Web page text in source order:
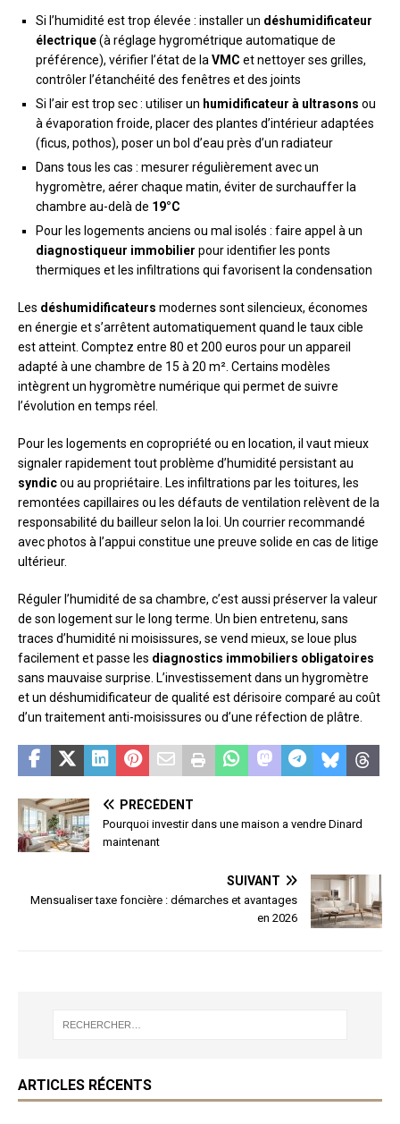
Si l’humidité est trop élevée : installer un déshumidificateur
électrique(à réglage hygrométrique automatique de
préférence), vérifier l’état de la VMC et nettoyer ses grilles,
contrôler l’étanchéité des fenêtres et des joints
Si l’air est trop sec : utiliser un humidificateur à ultrasons ou
à évaporation froide, placer des plantes d’intérieur adaptées
(ficus, pothos), poser un bol d’eau près d’un radiateur
Dans tous les cas : mesurer régulièrement avec un
hygromètre, aérer chaque matin, éviter de surchauffer la
chambre au-delà de 19°C
Pour les logements anciens ou mal isolés : faire appel à un
diagnostiqueur immobilier pour identifier les ponts
thermiques et les infiltrations qui favorisent la condensation
Les déshumidificateurs modernes sont silencieux, économes
en énergie et s’arrêtent automatiquement quand le taux cible
est atteint. Comptez entre 80 et 200 euros pour un appareil
adapté à une chambre de 15 à 20 m². Certains modèles
intègrent un hygromètre numérique qui permet de suivre
l’évolution en temps réel.
Pour les logements en copropriété ou en location, il vaut mieux
signaler rapidement tout problème d’humidité persistant au
syndicou au propriétaire. Les infiltrations par les toitures, les
remontées capillaires ou les défauts de ventilation relèvent de la
responsabilité du bailleur selon la loi. Un courrier recommandé
avec photos à l’appui constitue une preuve solide en cas de litige
ultérieur.
Réguler l’humidité de sa chambre, c’est aussi préserver la valeur
de son logement sur le long terme. Un bien entretenu, sans
traces d’humidité ni moisissures, se vend mieux, se loue plus
facilement et passe les diagnostics immobiliers obligatoires
sans mauvaise surprise. L’investissement dans un hygromètre
et un déshumidificateur de qualité est dérisoire comparé au coût
d’un traitement anti-moisissures ou d’une réfection de plâtre.
PRÉCÉDENT
Pourquoi investir dans une maison a vendre Dinard
maintenant
SUIVANT
Mensualiser taxe foncière : démarches et avantages
en 2026
ARTICLES RÉCENTS